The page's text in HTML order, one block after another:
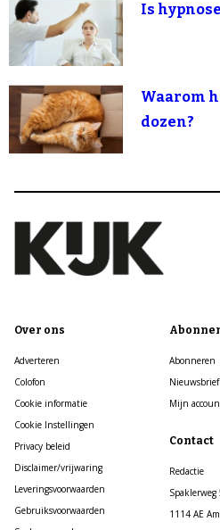
Is
Waarom
dozen?
Over ons
Adverteren
Colofon
Cookie informatie
Cookie Instellingen
Privacy beleid
Disclaimer/vrijwaring
Leveringsvoorwaarden
Gebruiksvoorwaarden
Abonneren
Nieuwsbrief
Mijn
Contact
Redactie
Spaklerweg
1114 AE